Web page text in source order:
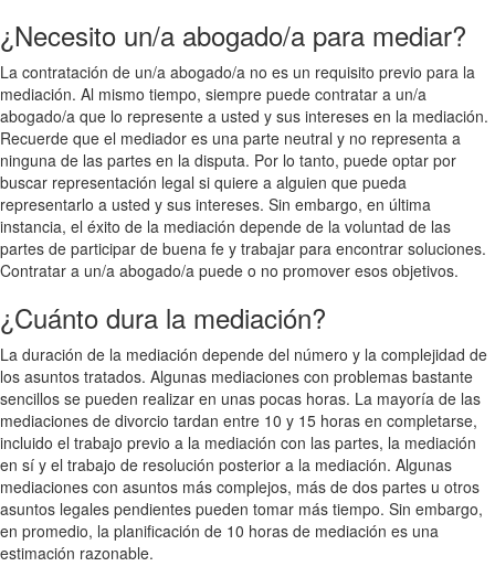
¿Necesito un/a abogado/a para mediar?
La contratación de un/a abogado/a no es un requisito previo para la
mediación. Al mismo tiempo, siempre puede contratar a un/a
abogado/a que lo represente a usted y sus intereses en la mediación.
Recuerde que el mediador es una parte neutral y no representa a
ninguna de las partes en la disputa. Por lo tanto, puede optar por
buscar representación legal si quiere a alguien que pueda
representarlo a usted y sus intereses. Sin embargo, en última
instancia, el éxito de la mediación depende de la voluntad de las
partes de participar de buena fe y trabajar para encontrar soluciones.
Contratar a un/a abogado/a puede o no promover esos objetivos.
¿Cuánto dura la mediación?
La duración de la mediación depende del número y la complejidad de
los asuntos tratados. Algunas mediaciones con problemas bastante
sencillos se pueden realizar en unas pocas horas. La mayoría de las
mediaciones de divorcio tardan entre 10 y 15 horas en completarse,
incluido el trabajo previo a la mediación con las partes, la mediación
en sí y el trabajo de resolución posterior a la mediación. Algunas
mediaciones con asuntos más complejos, más de dos partes u otros
asuntos legales pendientes pueden tomar más tiempo. Sin embargo,
en promedio, la planificación de 10 horas de mediación es una
estimación razonable.